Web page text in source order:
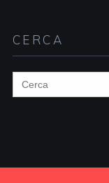
CERCA
Search
for: